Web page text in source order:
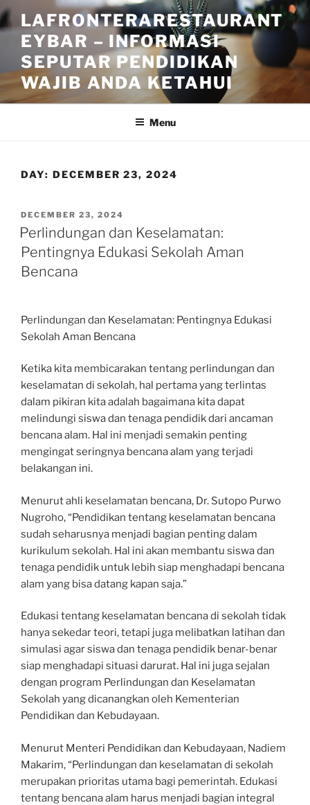
Skip
to
content
LAFRONTERARESTAURANT
EYBAR – INFORMASI
SEPUTAR PENDIDIKAN
WAJIB ANDA KETAHUI
Menu
DAY: DECEMBER 23, 2024
POSTED
ON
DECEMBER 23, 2024
Perlindungan dan Keselamatan:
Pentingnya Edukasi Sekolah Aman
Bencana
Perlindungan dan Keselamatan: Pentingnya Edukasi
Sekolah Aman Bencana
Ketika kita membicarakan tentang perlindungan dan
keselamatan di sekolah, hal pertama yang terlintas
dalam pikiran kita adalah bagaimana kita dapat
melindungi siswa dan tenaga pendidik dari ancaman
bencana alam. Hal ini menjadi semakin penting
mengingat seringnya bencana alam yang terjadi
belakangan ini.
Menurut ahli keselamatan bencana, Dr. Sutopo Purwo
Nugroho, “Pendidikan tentang keselamatan bencana
sudah seharusnya menjadi bagian penting dalam
kurikulum sekolah. Hal ini akan membantu siswa dan
tenaga pendidik untuk lebih siap menghadapi bencana
alam yang bisa datang kapan saja.”
Edukasi tentang keselamatan bencana di sekolah tidak
hanya sekedar teori, tetapi juga melibatkan latihan dan
simulasi agar siswa dan tenaga pendidik benar-benar
siap menghadapi situasi darurat. Hal ini juga sejalan
dengan program Perlindungan dan Keselamatan
Sekolah yang dicanangkan oleh Kementerian
Pendidikan dan Kebudayaan.
Menurut Menteri Pendidikan dan Kebudayaan, Nadiem
Makarim, “Perlindungan dan keselamatan di sekolah
merupakan prioritas utama bagi pemerintah. Edukasi
tentang bencana alam harus menjadi bagian integral